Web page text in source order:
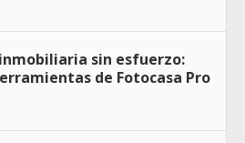
sin esfuerzo:
de Fotocasa Pro